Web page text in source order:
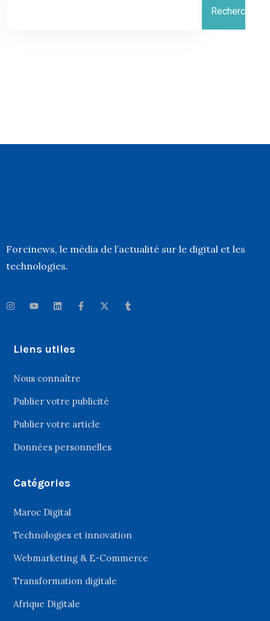
Rechercher
Forcinews, le média de l’actualité sur le digital et les
technologies.
Liens utiles
Nous connaître
Publier votre publicité
Publier votre article
Données personnelles
Catégories
Maroc Digital
Technologies et innovation
Webmarketing & E-Commerce
Transformation digitale
Afrique Digitale